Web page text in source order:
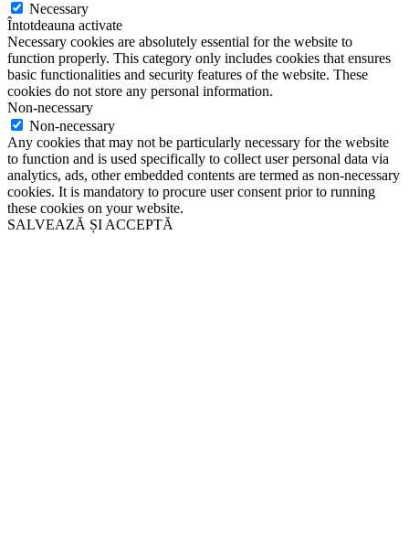
Necessary
Întotdeauna activate
Necessary cookies are absolutely essential for the website to
function properly. This category only includes cookies that ensures
basic functionalities and security features of the website. These
cookies do not store any personal information.
Non-necessary
Non-necessary
Any cookies that may not be particularly necessary for the website
to function and is used specifically to collect user personal data via
analytics, ads, other embedded contents are termed as non-necessary
cookies. It is mandatory to procure user consent prior to running
these cookies on your website.
SALVEAZĂ ȘI ACCEPTĂ